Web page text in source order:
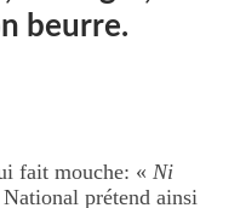
beurre.
fait mouche: «Ni
prétend ainsi